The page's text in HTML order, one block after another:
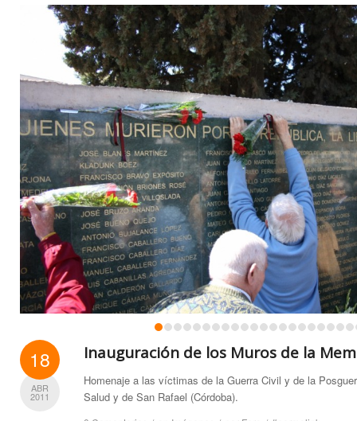
1 2 3 4 5 6 7 8 9 10111213141516171819
18
ABR
2011
Inauguración de los Muros de la
Homenaje a las víctimas de la Guerra Civil y de la
Salud y de San Rafael (Córdoba).